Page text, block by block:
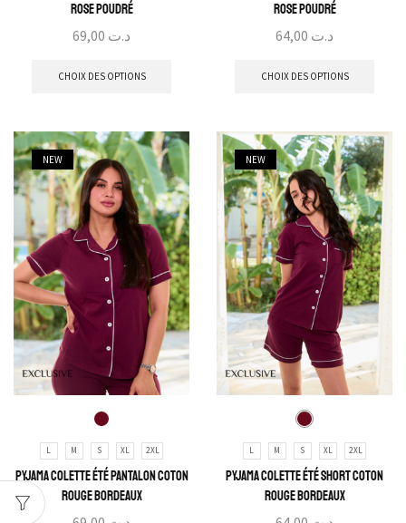
Rose Poudré
د.ت
CHOIX DES OPTIONS
Rose Poudré
د.ت
CHOIX DES OPTIONS
NEW
L M S XL 2XL
Pyjama Colette Été Pantalon Coton
Rouge Bordeaux
NEW
L M S XL 2XL
Pyjama Colette Été Short Coton
Rouge Bordeaux